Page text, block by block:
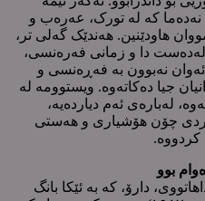
نەدەما کە لە تورک، عەرەب و
هاودێنین. هەندێک گەلی تر،
لەدەست دا و زمانی فەرەنسی،
ئەوان نەبوون بە فەڕەنسی و
جیا دەکاتەوە. ویستوومە لە
لەبارەی ئەم دیاردەیە،
چۆن هۆشیاری و هەستی
بوو
داهاتووی، دارۆ، کە بە ئێکا بانگ